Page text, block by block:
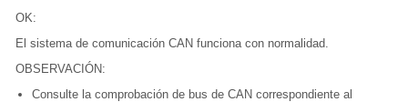
OK:
El sistema de comunicación CAN funciona con normalidad.
OBSERVACIÓN:
Consulte la comprobación de bus de CAN correspondiente al